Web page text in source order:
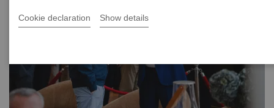
Cookie declaration Show details